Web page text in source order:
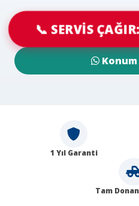
📞 SERVİS
1 Yıl Garanti
Tam